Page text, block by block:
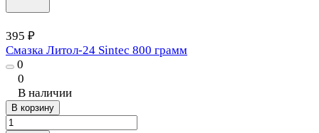
395 ₽
Смазка Литол-24 Sintec 800 грамм
0
0
В наличии
В корзину